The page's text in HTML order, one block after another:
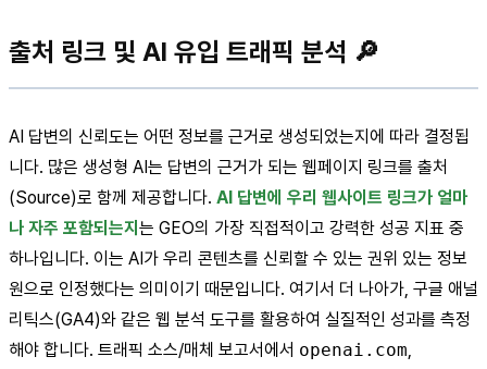
출처 링크 및 AI 유입 트래픽 분석 🔎
AI 답변의 신뢰도는 어떤 정보를 근거로 생성되었는지에 따라 결정됩
니다. 많은 생성형 AI는 답변의 근거가 되는 웹페이지 링크를 출처
(Source)로 함께 제공합니다. AI 답변에 우리 웹사이트 링크가 얼마
나 자주 포함되는지 는 GEO의 가장 직접적이고 강력한 성공 지표 중
하나입니다. 이는 AI가 우리 콘텐츠를 신뢰할 수 있는 권위 있는 정보
원으로 인정했다는 의미이기 때문입니다. 여기서 더 나아가, 구글 애널
리틱스(GA4)와 같은 웹 분석 도구를 활용하여 실질적인 성과를 측정
해야 합니다. 트래픽 소스/매체 보고서에서 openai.com,